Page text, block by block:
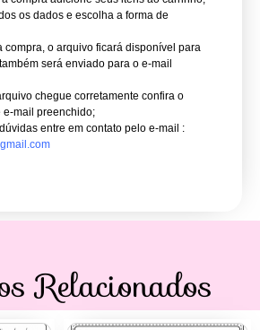
os dados e escolha a forma de
compra, o arquivo ficará disponível para
será enviado para o e-mail
chegue corretamente confira o
e-mail preenchido;
entre em contato pelo e-mail :
Relacionados